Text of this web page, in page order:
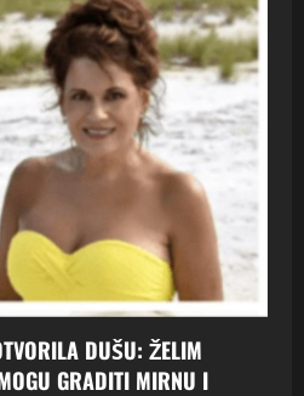
DUŠU: ŽELIM
GRADITI MIRNU I